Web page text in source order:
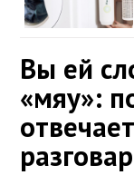
Вы ей
«мяу»: